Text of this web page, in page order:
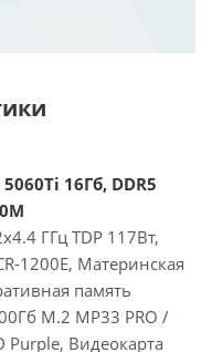
16Гб, DDR5
ГГц TDP 117Вт,
1200E, Материнская
память
M.2 MP33 PRO /
Purple, Видеокарта